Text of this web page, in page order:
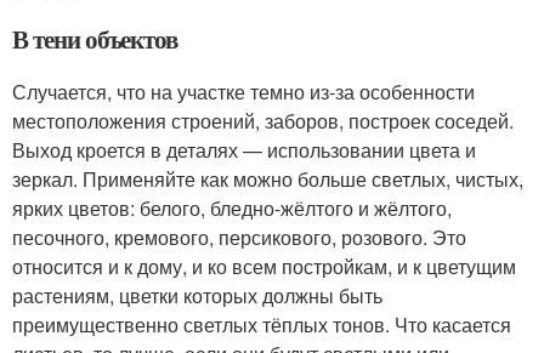
В тени объектов
Случается, что на участке темно из-за особенности
местоположения строений, заборов, построек соседей.
Выход кроется в деталях — использовании цвета и
зеркал. Применяйте как можно больше светлых, чистых,
ярких цветов: белого, бледно-жёлтого и жёлтого,
песочного, кремового, персикового, розового. Это
относится и к дому, и ко всем постройкам, и к цветущим
растениям, цветки которых должны быть
преимущественно светлых тёплых тонов. Что касается